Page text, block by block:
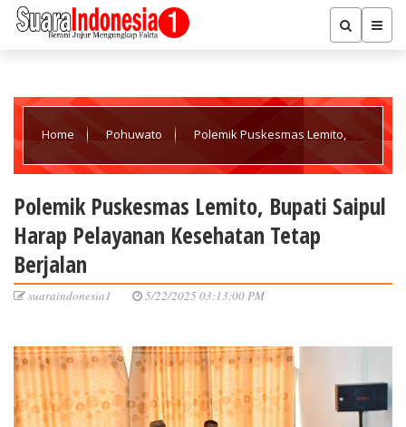
Home Pohuwato Polemik Puskesmas Lemito,
Polemik Puskesmas Lemito, Bupati Saipul
Harap Pelayanan Kesehatan Tetap
Berjalan
suaraindonesia1 5/22/2025 03:13:00 PM